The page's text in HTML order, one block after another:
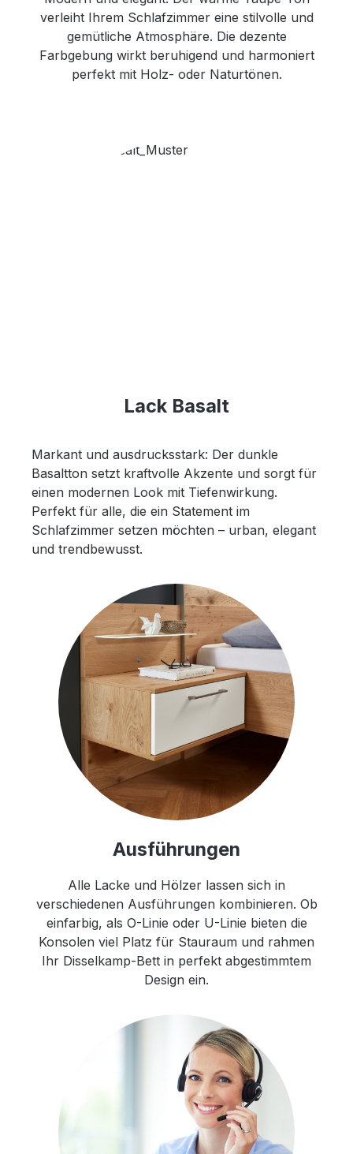
verleiht Ihrem Schlafzimmer eine stilvolle und
gemütliche Atmosphäre. Die dezente
Farbgebung wirkt beruhigend und harmoniert
perfekt mit Holz- oder Naturtönen.
Lack Basalt
Markant und ausdrucksstark: Der dunkle
Basaltton setzt kraftvolle Akzente und sorgt für
einen modernen Look mit Tiefenwirkung.
Perfekt für alle, die ein Statement im
Schlafzimmer setzen möchten – urban, elegant
und trendbewusst.
Ausführungen
Alle Lacke und Hölzer lassen sich in
verschiedenen Ausführungen kombinieren. Ob
einfarbig, als O-Linie oder U-Linie bieten die
Konsolen viel Platz für Stauraum und rahmen
Ihr Disselkamp-Bett in perfekt abgestimmtem
Design ein.